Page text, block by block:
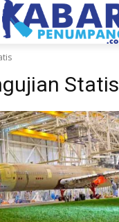
Statis